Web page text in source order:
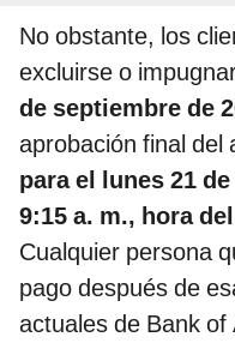
No obstante, los
excluirse o
de septiembre de
aprobación final del
para el lunes 21
9:15 a. m., hora
Cualquier persona
pago después de
actuales de Bank of